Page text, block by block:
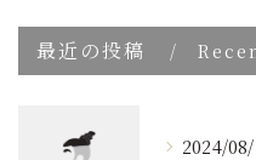
最近の投稿
2024/